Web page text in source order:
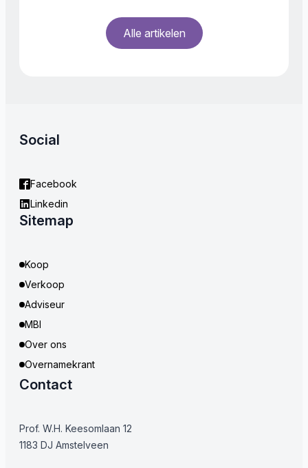
Alle artikelen
Social
Facebook
Linkedin
Sitemap
Koop
Verkoop
Adviseur
MBI
Over ons
Overnamekrant
Contact
Prof. W.H. Keesomlaan 12
1183 DJ Amstelveen